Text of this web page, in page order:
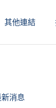
其他連結
新消息